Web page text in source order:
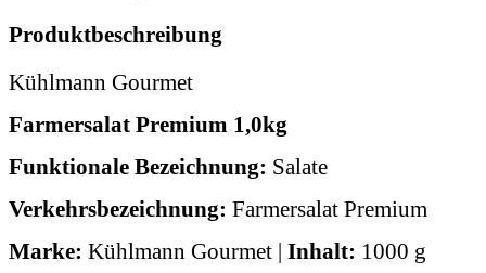
Produktbeschreibung
Kühlmann Gourmet
Farmersalat Premium 1,0kg
Funktionale Bezeichnung: Salate
Verkehrsbezeichnung: Farmersalat Premium
Marke: Kühlmann Gourmet | Inhalt: 1000 g